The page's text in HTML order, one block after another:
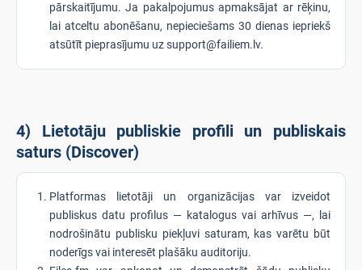
pārskaitījumu. Ja pakalpojumus apmaksājat ar rēķinu,
lai atceltu abonēšanu, nepieciešams 30 dienas iepriekš
atsūtīt pieprasījumu uz support@failiem.lv.
4) Lietotāju publiskie profili un publiskais
saturs (Discover)
Platformas lietotāji un organizācijas var izveidot
publiskus datu profilus — katalogus vai arhīvus —, lai
nodrošinātu publisku piekļuvi saturam, kas varētu būt
noderīgs vai interesēt plašāku auditoriju.